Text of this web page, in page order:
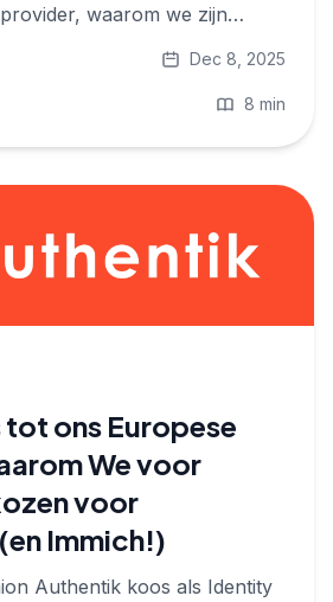
waarom we zijn
van je account.
Dec 8, 2025
8 min
tot ons Europese
We voor
voor
Immich!)
Authentik koos als Identity